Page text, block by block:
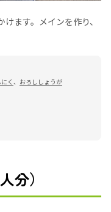
ます。メインを作り、
く 、 おろししょうが
分）